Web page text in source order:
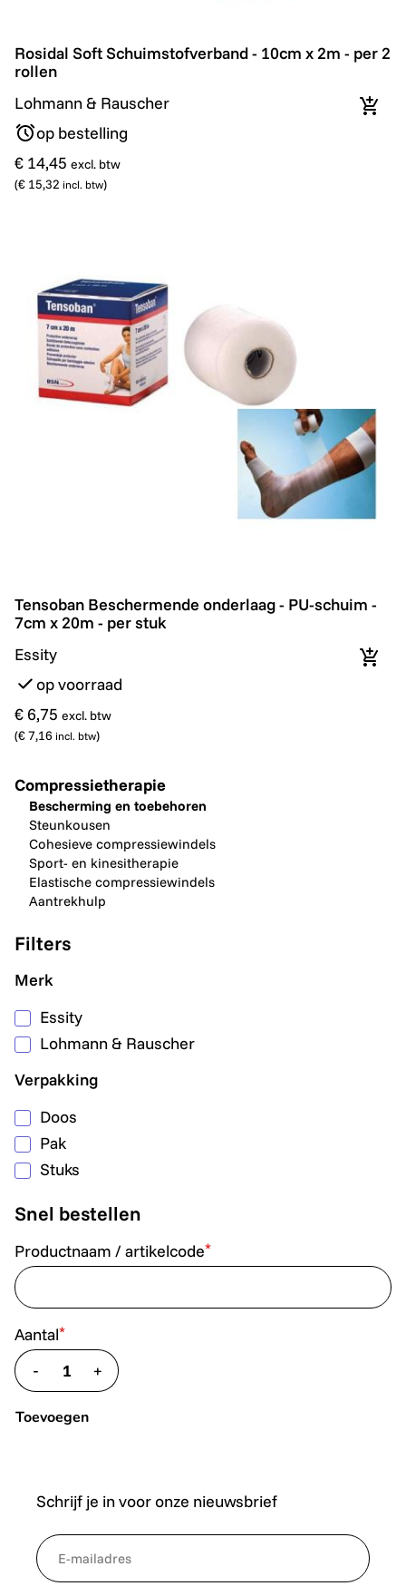
Rosidal Soft Schuimstofverband - 10cm x 2m - per 2
Rosidal Soft Schuimstofverband - 10cm x 2m - per 2
rollen
Lohmann & Rauscher
op bestelling
€ 14,45 excl. btw
(€ 15,32 incl. btw)
In
Tensoban Beschermende onderlaag - PU-schuim -
Tensoban Beschermende onderlaag - PU-schuim -
7cm x 20m - per stuk
Essity
op voorraad
€ 6,75 excl. btw
(€ 7,16 incl. btw)
In
Compressietherapie
Bescherming en toebehoren
Steunkousen
Cohesieve compressiewindels
Sport- en kinesitherapie
Elastische compressiewindels
Aantrekhulp
Filters
Merk
Essity
Lohmann & Rauscher
Verpakking
Doos
Pak
Stuks
Snel bestellen
Productnaam / artikelcode*
Aantal*
-translate.decrease
+translate.increase
Toevoegen
Schrijf je in voor onze nieuwsbrief
NewsletterEmail